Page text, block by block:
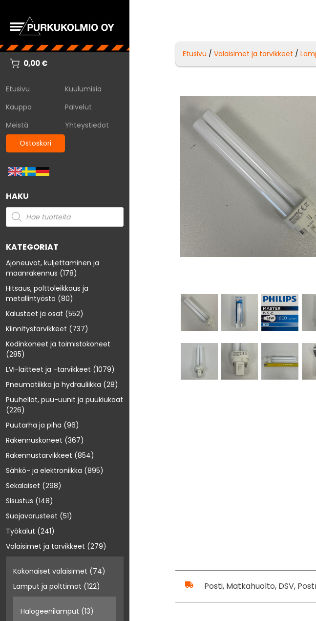
0,00€
Etusivu
Kuulumisia
Kauppa
Palvelut
Meistä
Yhteystiedot
Ostoskori
HAKU
KATEGORIAT
Ajoneuvot, kuljettaminen ja
maanrakennus (178)
Hitsaus, polttoleikkaus ja
metallintyöstö (80)
Kalusteet ja osat (552)
Kiinnitystarvikkeet (737)
Kodinkoneet ja toimistokoneet
(285)
LVI-laitteet ja -tarvikkeet (1079)
Pneumatiikka ja hydrauliikka (28)
Puuhellat, puu-uunit ja puukiukaat
(226)
Puutarha ja piha (96)
Rakennuskoneet (367)
Rakennustarvikkeet (854)
Sähkö- ja elektroniikka (895)
Sekalaiset (298)
Sisustus (148)
Suojavarusteet (51)
Työkalut (241)
Valaisimet ja tarvikkeet (279)
Kokonaiset valaisimet (74)
Lamput ja polttimot (122)
Halogeenilamput (13)
Etusivu /Valaisimet ja tarvikkeet /
Posti, Matkahuolto, DSV,